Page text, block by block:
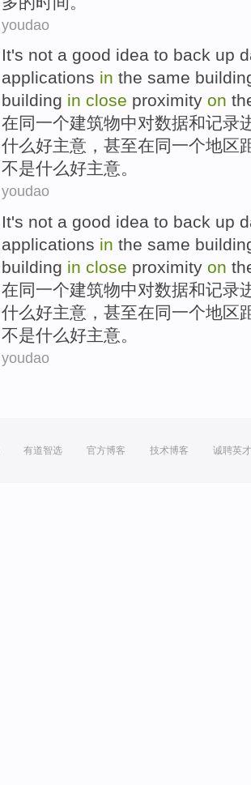
youdao
It's not a good idea to back up
applications in the same
building in close proximity on
在同一个建筑物中对数据和记录
什么好主意 ， 甚至在同一个地区
不是什么好主意。
youdao
It's not a good idea to back up
applications in the same
building in close proximity on
在同一个建筑物中对数据和记录
什么好主意 ， 甚至在同一个地区
不是什么好主意。
youdao
有道智选 官方博客 技术博客 诚聘英才